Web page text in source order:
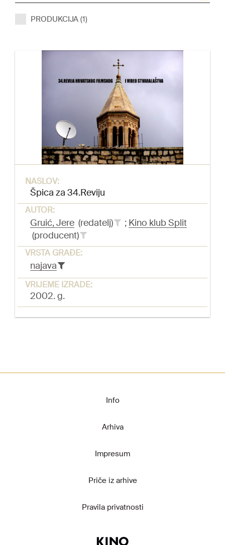
PRODUKCIJA (1)
NASLOV:
Špica za 34.Reviju
AUTOR:
Gruić, Jere (redatelj) ; Kino klub Split
(producent)
VRSTA GRAĐE:
najava
VRIJEME IZRADE:
2002. g.
Info
Arhiva
Impresum
Priče iz arhive
Pravila privatnosti